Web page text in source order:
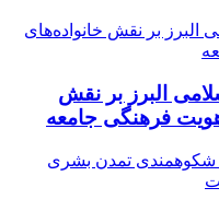
البرز بر نقش
فرهنگی جامعه